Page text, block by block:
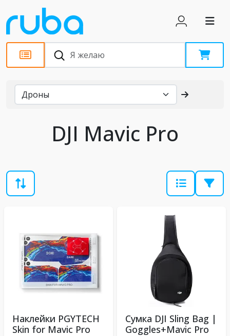
Каталог
DJI Mavic Pro
Наклейки PGYTECH
Skin for Mavic Pro
Сумка DJI Sling Bag |
Goggles+Mavic Pro